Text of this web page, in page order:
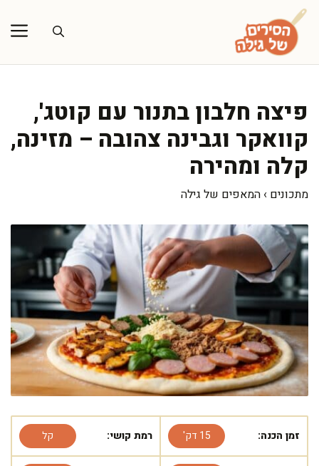
לדלג
לתוכן
פיצה חלבון בתנור עם קוטג',
קוואקר וגבינה צהובה – מזינה,
קלה ומהירה
מתכונים › המאפים של גילה
זמן הכנה: 15 דק' רמת קושי: קל